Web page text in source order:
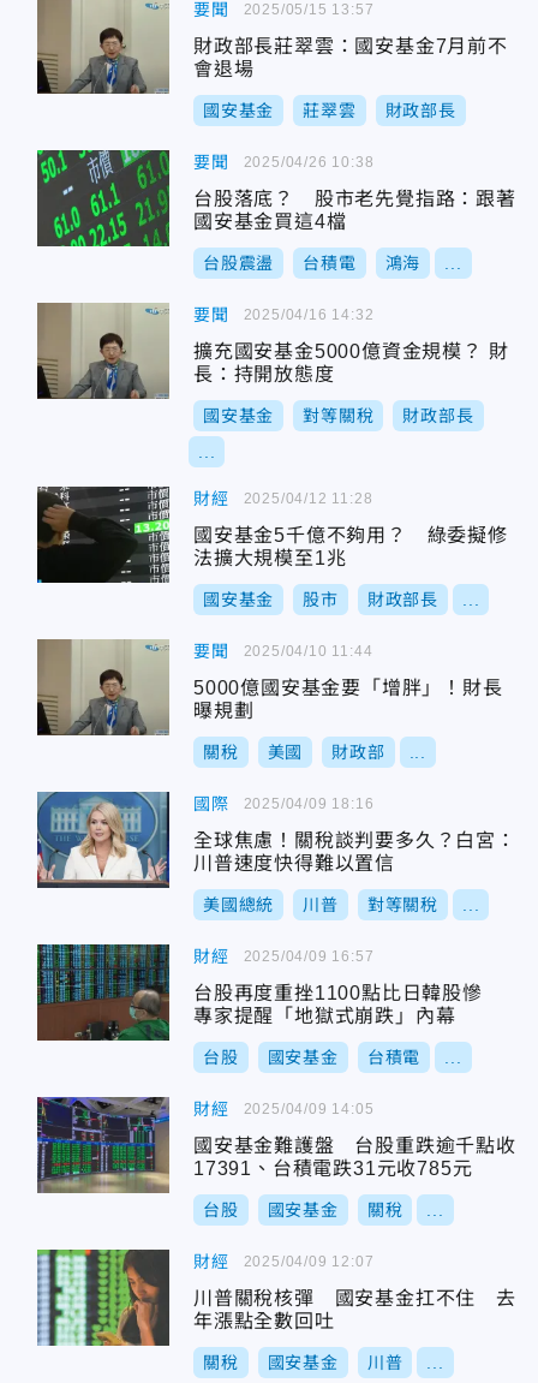
要聞
財政部長莊翠雲：國安基金7月前不
會退場
國安基金 莊翠雲 財政部長
2025/05/15 13:57
要聞
台股落底？ 股市老先覺指路：跟著
國安基金買這4檔
台股震盪 台積電 鴻海
2025/04/26 10:38
要聞
擴充國安基金5000億資金規模？ 財
長：持開放態度
國安基金 對等關稅 財政部長
2025/04/16 14:32
財經
國安基金5千億不夠用？ 綠委擬修
法擴大規模至1兆
國安基金 股市 財政部長
2025/04/12 11:28
要聞
5000億國安基金要「增胖」！財長
曝規劃
關稅 美國 財政部
2025/04/10 11:44
國際
全球焦慮！關稅談判要多久？白宮：
川普速度快得難以置信
美國總統 川普 對等關稅
2025/04/09 18:16
財經
台股再度重挫1100點比日韓股慘
專家提醒「地獄式崩跌」內幕
台股 國安基金 台積電
2025/04/09 16:57
財經
國安基金難護盤 台股重跌逾千點收
17391、台積電跌31元收785元
台股 國安基金 關稅
2025/04/09 14:05
財經
川普關稅核彈 國安基金扛不住 去
年漲點全數回吐
關稅 國安基金 川普
2025/04/09 12:07